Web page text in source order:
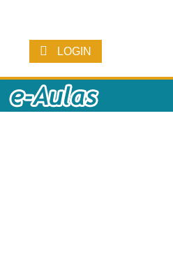
LOGIN